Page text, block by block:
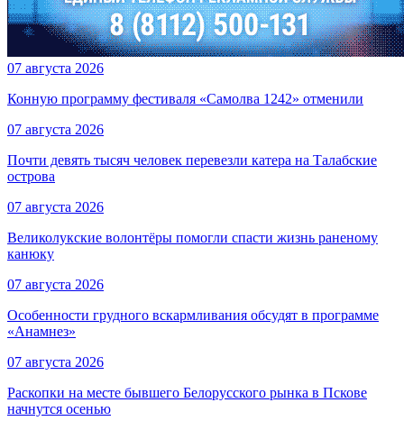
07 августа 2026
Конную программу фестиваля «Самолва 1242» отменили
07 августа 2026
Почти девять тысяч человек перевезли катера на Талабские
острова
07 августа 2026
Великолукские волонтёры помогли спасти жизнь раненому
канюку
07 августа 2026
Особенности грудного вскармливания обсудят в программе
«Анамнез»
07 августа 2026
Раскопки на месте бывшего Белорусского рынка в Пскове
начнутся осенью